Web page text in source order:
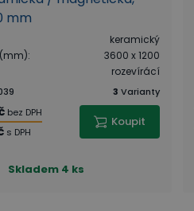
mm
keramický
(mm):
3600 x 1200
rozevírácí
3 Varianty
bez DPH
s DPH
Koupit
Skladem 4 ks